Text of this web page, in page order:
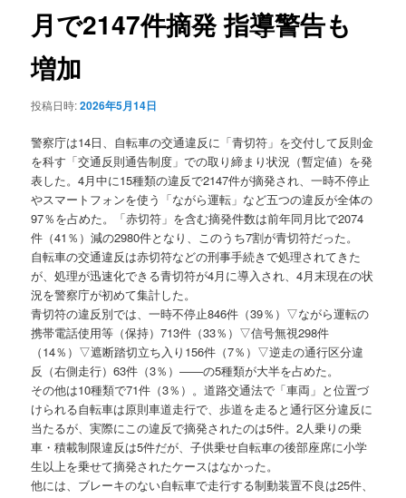
ョ
ン月で2147件摘発 指導警告も
増加
投稿日時:2026年5月14日
警察庁は14日、自転車の交通違反に「青切符」を交付して反則金
を科す「交通反則通告制度」での取り締まり状況（暫定値）を発
表した。4月中に15種類の違反で2147件が摘発され、一時不停止
やスマートフォンを使う「ながら運転」など五つの違反が全体の
97％を占めた。「赤切符」を含む摘発件数は前年同月比で2074
件（41％）減の2980件となり、このうち7割が青切符だった。
自転車の交通違反は赤切符などの刑事手続きで処理されてきた
が、処理が迅速化できる青切符が4月に導入され、4月末現在の状
況を警察庁が初めて集計した。
青切符の違反別では、一時不停止846件（39％）▽ながら運転の
携帯電話使用等（保持）713件（33％）▽信号無視298件
（14％）▽遮断踏切立ち入り156件（7％）▽逆走の通行区分違
反（右側走行）63件（3％）――の5種類が大半を占めた。
その他は10種類で71件（3％）。道路交通法で「車両」と位置づ
けられる自転車は原則車道走行で、歩道を走ると通行区分違反に
当たるが、実際にこの違反で摘発されたのは5件。2人乗りの乗
車・積載制限違反は5件だが、子供乗せ自転車の後部座席に小学
生以上を乗せて摘発されたケースはなかった。
他には、ブレーキのない自転車で走行する制動装置不良は25件、